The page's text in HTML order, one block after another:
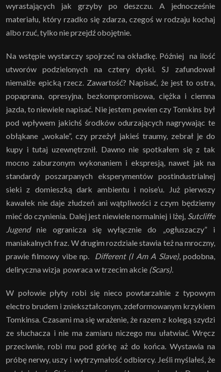
wyrastających jak grzyby po deszczu. A jednocześnie
materiału, który rzadko się zdarza, czegoś w rodzaju kochaj
albo rzuć, tylko nie przejdź obojętnie.
Na wstępie wystarczy spojrzeć na okładkę. Później na ilość
utworów podzielonych na cztery dyski. SJ zafundował
niemalże epicką rzecz. Zawartość? Napisać, że jest to ostra,
popaprana, opresyjna, bezkompromisowa, ciężka i ciemna
jazda, to niewiele napisać. Nie jestem pewien czy Tomkins był
pod wpływem jakichś środków odurzających nagrywając te
obłąkane „wokale”, czy przeżył jakieś traumy, zebrał je do
kupy i tutaj uzewnętrznił. Dawno nie spotkałem się z tak
mocno zaburzonym wykonaniem i ekspresją, nawet jak na
standardy poszarpanych eksperymentów postindustrialnej
sieki z domieszką dark ambientu i noise’u. Już pierwszy
kawałek nie daje złudzeń ani wątpliwości z czym będziemy
mieć do czynienia. Dalej jest niewiele normalniej i lżej, Sutcliffe
Jugendnie ogranicza się wyłącznie do „ogłuszaczy” i
maniakalnych fraz. W drugim rozdziale stawia też na mroczny,
prawie filmowy vibe np.
Different (I Am A Slave), podobna,
deliryczna wizja powraca w trzecim akcie (Scars).
W połowie płyty robi się nieco powtarzalnie z typowym
electro brudem i zniekształconym, zdeformowanym krzykiem
Tomkinsa. Czasami ma się wrażenie, że razem z kolegą szydzi
ze słuchacza i nie ma zamiaru niczego mu ułatwiać. Wręcz
przeciwnie, robi mu pod górkę aż do końca. Wystawia na
próbę nerwy, uszy i wytrzymałość odbiorcy. Jeśli myślałeś, że